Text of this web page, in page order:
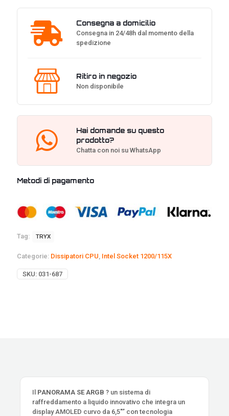
Consegna a domicilio
Consegna in 24/48h dal momento della
spedizione
Ritiro in negozio
Non disponibile
Hai domande su questo
prodotto?
Chatta con noi su WhatsApp
Metodi di pagamento
Tag: TRYX
Categorie: Dissipatori CPU Intel Socket 1200/115X
SKU: 031-687
Il PANORAMA SE ARGB ? un sistema di
raffreddamento a liquido innovativo che integra un
display AMOLED curvo da 6,5″” con tecnologia